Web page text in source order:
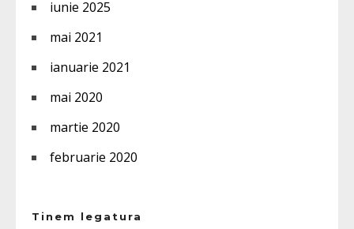
iunie 2025
mai 2021
ianuarie 2021
mai 2020
martie 2020
februarie 2020
Tinem legatura